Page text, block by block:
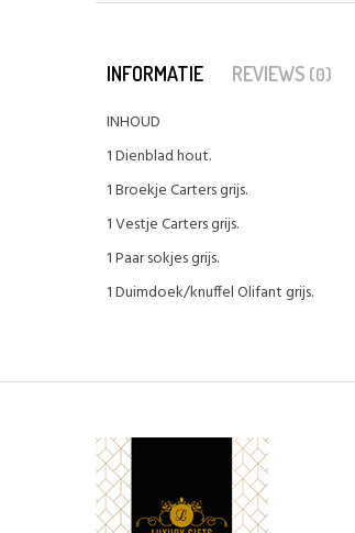
INFORMATIE REVIEWS (0)
INHOUD
1 Dienblad hout.
1 Broekje Carters grijs.
1 Vestje Carters grijs.
1 Paar sokjes grijs.
1 Duimdoek/knuffel Olifant grijs.